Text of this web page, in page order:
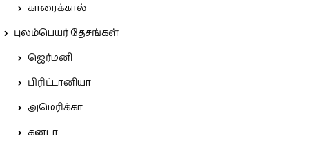
காரைக்கால்
புலம்பெயர் தேசங்கள்
ஜெர்மனி
பிரிட்டானியா
அமெரிக்கா
கனடா